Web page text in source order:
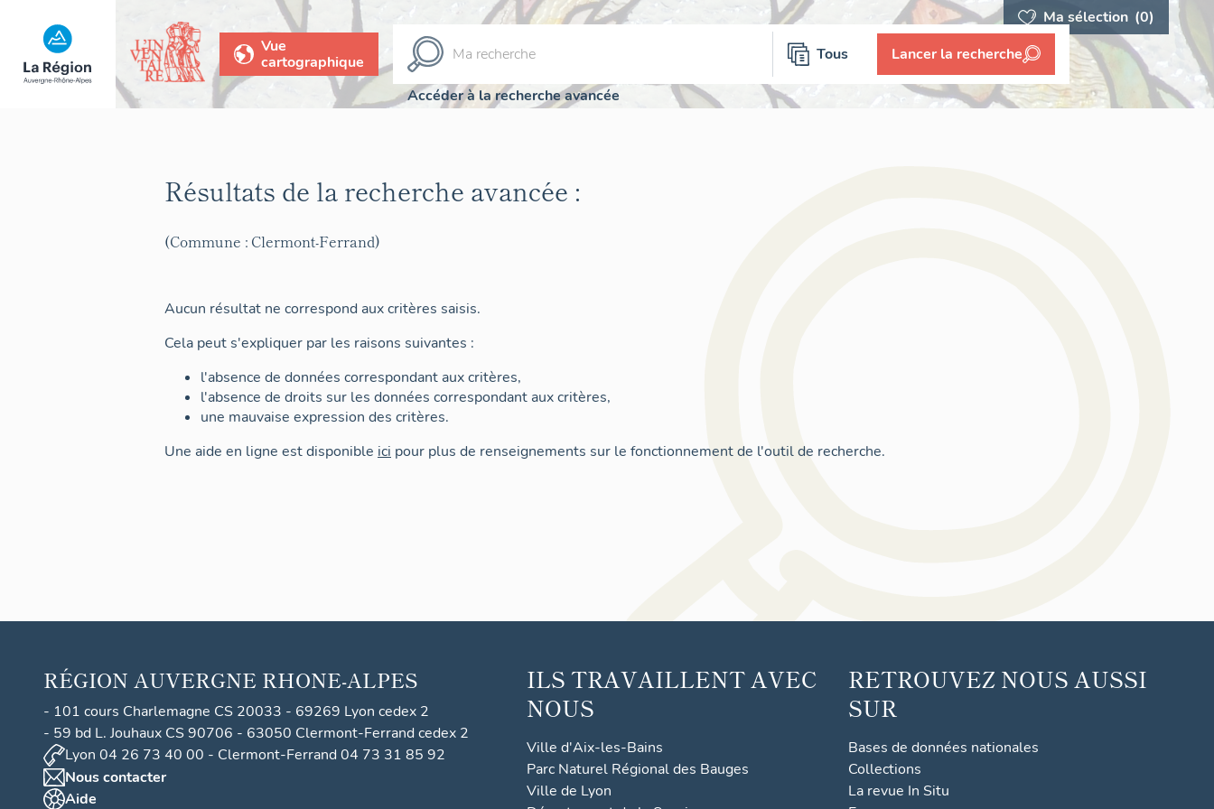
Ma sélection (0)
Vue
cartographique
Tous Lancer la recherche
Accéder à la recherche avancée
Résultats de la recherche avancée :
(Commune : Clermont-Ferrand)
Aucun résultat ne correspond aux critères saisis.
Cela peut s'expliquer par les raisons suivantes :
l'absence de données correspondant aux critères,
l'absence de droits sur les données correspondant aux critères,
une mauvaise expression des critères.
Une aide en ligne est disponible ici pour plus de renseignements sur le fonctionnement de l'outil de recherche.
RÉGION AUVERGNE RHONE-ALPES
- 101 cours Charlemagne CS 20033 - 69269 Lyon cedex 2
- 59 bd L. Jouhaux CS 90706 - 63050 Clermont-Ferrand cedex 2
Lyon 04 26 73 40 00 - Clermont-Ferrand 04 73 31 85 92
Nous contacter
Aide
ILS TRAVAILLENT AVEC
NOUS
Ville d'Aix-les-Bains
Parc Naturel Régional des Bauges
Ville de Lyon
RETROUVEZ NOUS AUSSI
SUR
Bases de données nationales
Collections
La revue In Situ